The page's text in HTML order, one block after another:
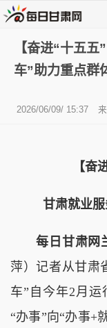
【奋进“十五
车”助力重点群
2026/06/09/ 15:37
【奋
甘肃就业
每日甘肃网
萍）记者从甘肃
车”自今年2月
“办事”向“办事+